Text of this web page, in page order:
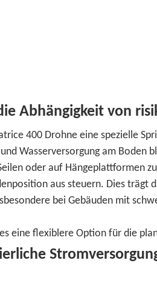
Abhängigkeit von
400 Drohne eine spezielle
Wasserversorgung am Boden
oder auf Hängeplattformen
aus steuern. Dies trägt
bei Gebäuden mit
eine flexiblere Option für die